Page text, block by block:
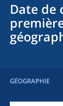
Date de
GÉOGRAPHIE